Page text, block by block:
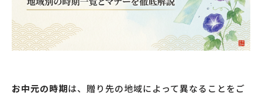
お中元の時期は、贈り先の地域によって異なることをご